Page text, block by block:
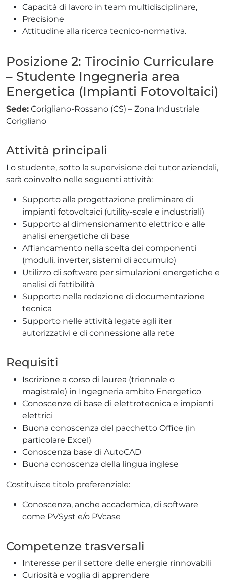
Capacità di lavoro in team multidisciplinare,
Precisione
Attitudine alla ricerca tecnico-normativa.
Posizione 2: Tirocinio Curriculare
– Studente Ingegneria area
Energetica (Impianti Fotovoltaici)
Sede: Corigliano-Rossano (CS) – Zona Industriale
Corigliano
Attività principali
Lo studente, sotto la supervisione dei tutor aziendali,
sarà coinvolto nelle seguenti attività:
Supporto alla progettazione preliminare di
impianti fotovoltaici (utility-scale e industriali)
Supporto al dimensionamento elettrico e alle
analisi energetiche di base
Affiancamento nella scelta dei componenti
(moduli, inverter, sistemi di accumulo)
Utilizzo di software per simulazioni energetiche e
analisi di fattibilità
Supporto nella redazione di documentazione
tecnica
Supporto nelle attività legate agli iter
autorizzativi e di connessione alla rete
Requisiti
Iscrizione a corso di laurea (triennale o
magistrale) in Ingegneria ambito Energetico
Conoscenze di base di elettrotecnica e impianti
elettrici
Buona conoscenza del pacchetto Office (in
particolare Excel)
Conoscenza base di AutoCAD
Buona conoscenza della lingua inglese
Costituisce titolo preferenziale:
Conoscenza, anche accademica, di software
come PVSyst e/o PVcase
Competenze trasversali
Interesse per il settore delle energie rinnovabili
Curiosità e voglia di apprendere